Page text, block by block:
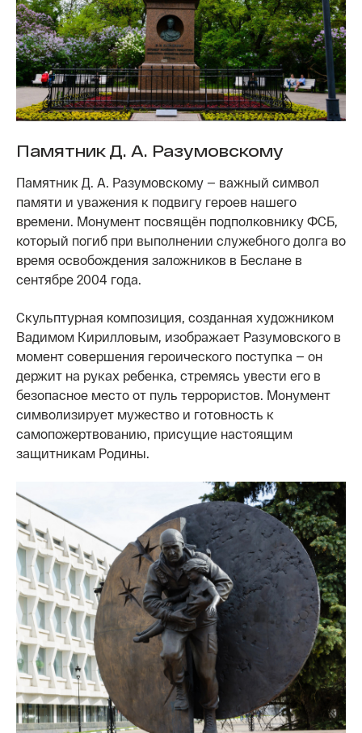
Памятник Д. А. Разумовскому
Памятник Д. А. Разумовскому — важный символ
памяти и уважения к подвигу героев нашего
времени. Монумент посвящён подполковнику ФСБ,
который погиб при выполнении служебного долга во
время освобождения заложников в Беслане в
сентябре 2004 года.
Скульптурная композиция, созданная художником
Вадимом Кирилловым, изображает Разумовского в
момент совершения героического поступка — он
держит на руках ребенка, стремясь увести его в
безопасное место от пуль террористов. Монумент
символизирует мужество и готовность к
самопожертвованию, присущие настоящим
защитникам Родины.